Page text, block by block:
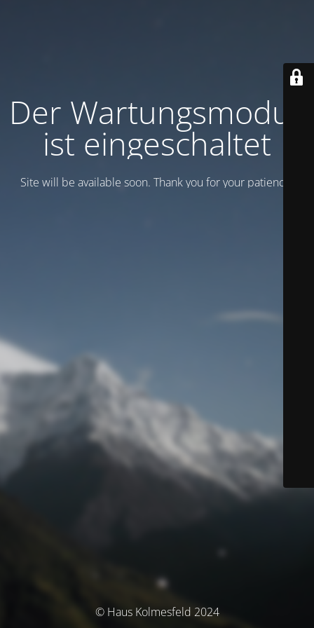
Der Wartungsmodus
ist eingeschaltet
Site will be available soon. Thank you for your patience!
© Haus Kolmesfeld 2024